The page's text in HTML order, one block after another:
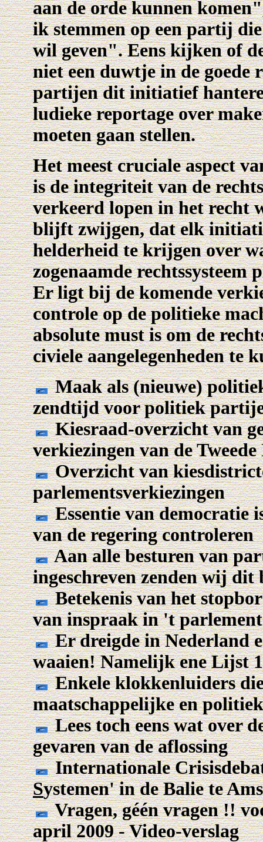
aan de orde kunnen
ik stemmen op een partij
wil geven". Eens kijken of
niet een duwtje in de
partijen dit initiatief
ludieke reportage over
moeten gaan stellen.
Het meest cruciale aspect
is de integriteit van de
verkeerd lopen in het recht
blijft zwijgen, dat elk
helderheid te krijgen over
zogenaamde
Er ligt bij de komende
controle op de politieke
absolute must is om de
civiele aangelegenheden te
Maak als (nieuwe)
zendtijd voor politiek
Kiesraad-overzicht van
verkiezingen van de
Overzicht van
parlementsverkiezingen
Essentie van democratie
van de regering controleren
Aan alle besturen van
ingeschreven zenden wij dit
Betekenis van het
van inspraak in 't parlement
Er dreigde in Nederland
waaien! Namelijk ene Lijst
Enkele klokkenluiders
maatschappelijke en
Lees toch eens wat over
gevaren van de aflossing
Internationale
Systemen' in de Balie te
Vragen, géén vragen !!
april 2009 - Video-verslag